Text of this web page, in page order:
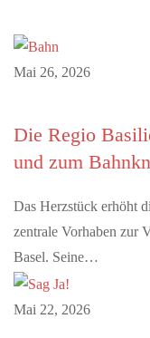
Mai 26, 2026
Die Regio
und zum
Das Herzstück erhöht
zentrale Vorhaben zur
Basel. Seine…
Mai 22, 2026